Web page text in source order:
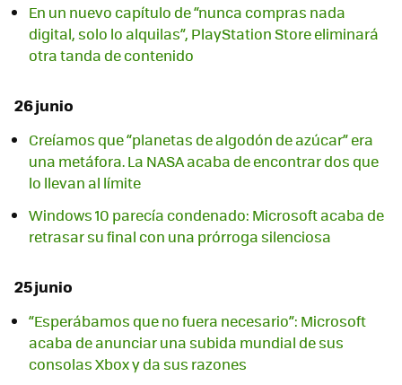
En un nuevo capítulo de “nunca compras nada
digital, solo lo alquilas”, PlayStation Store eliminará
otra tanda de contenido
26 junio
Creíamos que “planetas de algodón de azúcar” era
una metáfora. La NASA acaba de encontrar dos que
lo llevan al límite
Windows 10 parecía condenado: Microsoft acaba de
retrasar su final con una prórroga silenciosa
25 junio
“Esperábamos que no fuera necesario”: Microsoft
acaba de anunciar una subida mundial de sus
consolas Xbox y da sus razones